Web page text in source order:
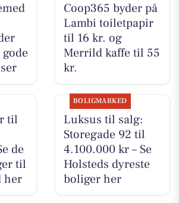
Coop365 byder på
Lambi toiletpapir
til 16 kr. og
Merrild kaffe til 55
kr.
til
de
til
her
BOLIGMARKED
Luksus til salg:
Storegade 92 til
4.100.000 kr – Se
Holsteds dyreste
boliger her